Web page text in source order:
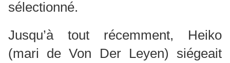
sélectionné.
Jusqu’à tout récemment, Heiko
(mari de Von Der Leyen) siégeait